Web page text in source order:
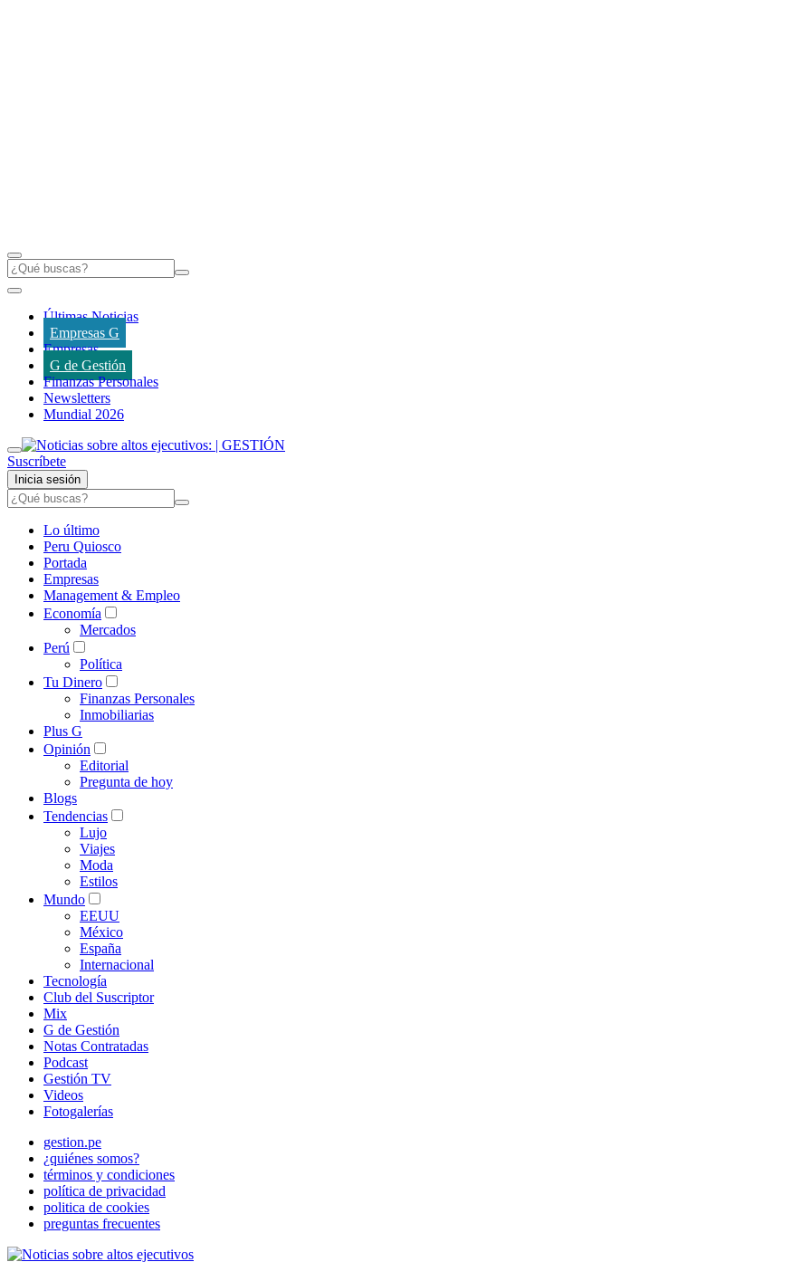
Últimas Noticias
Empresas G
Empresas
G de Gestión
Finanzas Personales
Newsletters
Mundial 2026
Suscríbete
Inicia sesión
Lo último
Peru Quiosco
Portada
Empresas
Management & Empleo
Economía
Mercados
Perú
Política
Tu Dinero
Finanzas Personales
Inmobiliarias
Plus G
Opinión
Editorial
Pregunta de hoy
Blogs
Tendencias
Lujo
Viajes
Moda
Estilos
Mundo
EEUU
México
España
Internacional
Tecnología
Club del Suscriptor
Mix
G de Gestión
Notas Contratadas
Podcast
Gestión TV
Videos
Fotogalerías
gestion.pe
¿quiénes somos?
términos y condiciones
política de privacidad
politica de cookies
preguntas frecuentes